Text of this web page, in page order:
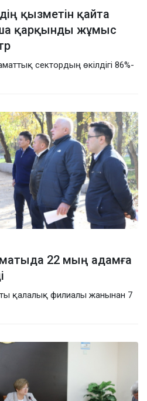
қызметін қайта
қарқынды жұмыс
сектордың өкілдігі 86%-
22 мың адамға
қалалық филиалы жанынан 7